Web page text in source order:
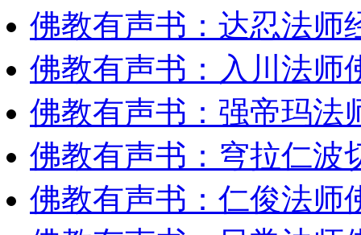
佛教有声书：达忍法师
佛教有声书：入川法师
佛教有声书：强帝玛法
佛教有声书：穹拉仁波
佛教有声书：仁俊法师